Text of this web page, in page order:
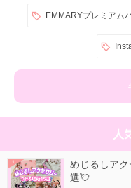
EMMARYプレミアム
人
めじるしア
選💘